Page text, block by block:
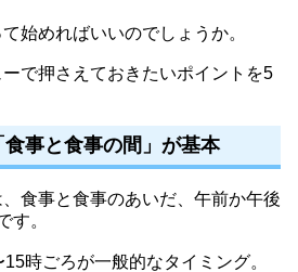
始めればいいのでしょうか。
で押さえておきたいポイントを5
事と食事の間」が基本
食事と食事のあいだ、午前か午後
す。
時ごろが一般的なタイミング。